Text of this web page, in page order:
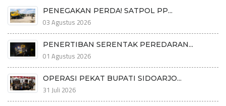
PENEGAKAN PERDA! SATPOL PP...
03 Agustus 2026
PENERTIBAN SERENTAK PEREDARAN...
01 Agustus 2026
OPERASI PEKAT BUPATI SIDOARJO...
31 Juli 2026